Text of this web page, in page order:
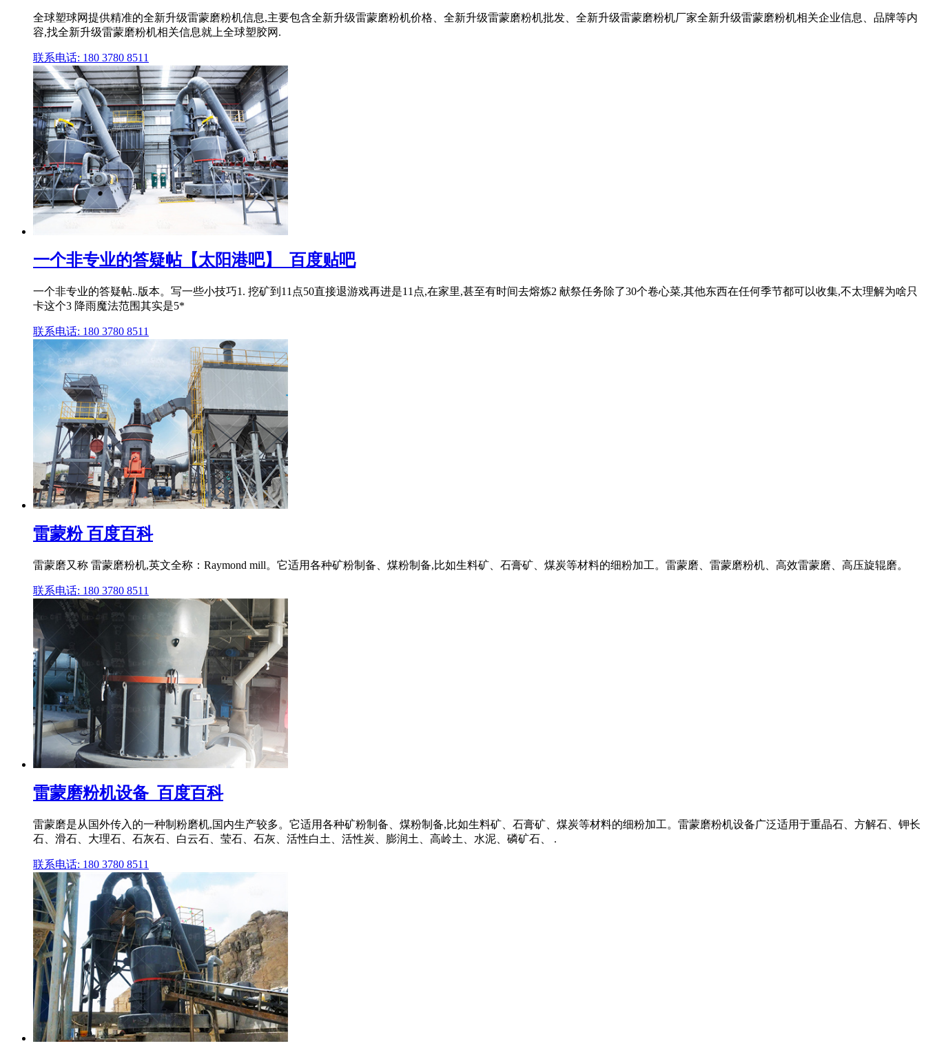
全球塑球网提供精准的全新升级雷蒙磨粉机信息,主要包含全新升级雷蒙磨粉机价格、全新升级雷蒙磨粉机批发、全新升级雷蒙磨粉机厂家全新升级雷蒙磨粉机相关企业信息、品牌等内
容,找全新升级雷蒙磨粉机相关信息就上全球塑胶网.
联系电话: 180 3780 8511
一个非专业的答疑帖【太阳港吧】_百度贴吧
一个非专业的答疑帖..版本。写一些小技巧1. 挖矿到11点50直接退游戏再进是11点,在家里,甚至有时间去熔炼2 献祭任务除了30个卷心菜,其他东西在任何季节都可以收集,不太理解为啥只
卡这个3 降雨魔法范围其实是5*
联系电话: 180 3780 8511
雷蒙粉 百度百科
雷蒙磨又称 雷蒙磨粉机,英文全称：Raymond mill。它适用各种矿粉制备、煤粉制备,比如生料矿、石膏矿、煤炭等材料的细粉加工。雷蒙磨、雷蒙磨粉机、高效雷蒙磨、高压旋辊磨。
联系电话: 180 3780 8511
雷蒙磨粉机设备_百度百科
雷蒙磨是从国外传入的一种制粉磨机,国内生产较多。它适用各种矿粉制备、煤粉制备,比如生料矿、石膏矿、煤炭等材料的细粉加工。雷蒙磨粉机设备广泛适用于重晶石、方解石、钾长
石、滑石、大理石、石灰石、白云石、莹石、石灰、活性白土、活性炭、膨润土、高岭土、水泥、磷矿石、 .
联系电话: 180 3780 8511